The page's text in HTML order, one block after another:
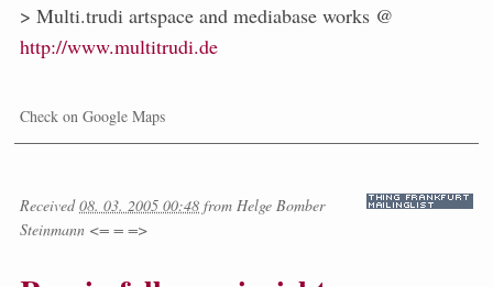
> Multi.trudi artspace and mediabase works @
http://www.multitrudi.de
Check on Google Maps
Received08. 03. 2005 00:48 from Helge Bomber
Steinmann <= = =>